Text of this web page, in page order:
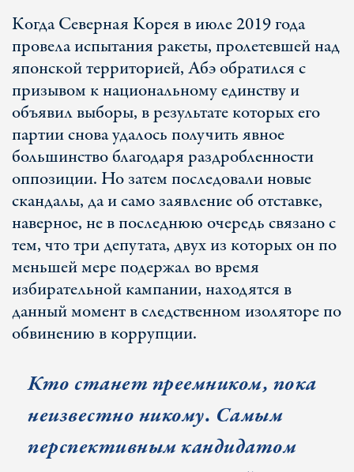
Когда Северная Корея в июле 2019 года
провела испытания ракеты, пролетевшей над
японской территорией, Абэ обратился с
призывом к национальному единству и
объявил выборы, в результате которых его
партии снова удалось получить явное
большинство благодаря раздробленности
оппозиции. Но затем последовали новые
скандалы, да и само заявление об отставке,
наверное, не в последнюю очередь связано с
тем, что три депутата, двух из которых он по
меньшей мере подержал во время
избирательной кампании, находятся в
данный момент в следственном изоляторе по
обвинению в коррупции.
Кто станет преемником, пока
неизвестно никому. Самым
перспективным кандидатом